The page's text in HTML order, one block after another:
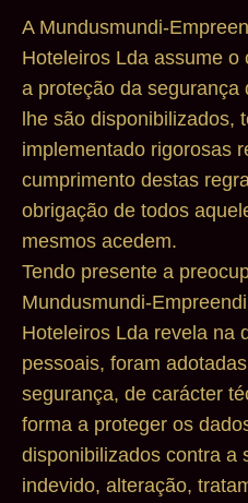
A Mundusmundi-
Hoteleiros Lda assume
a proteção da segurança
lhe são disponibilizados,
implementado rigorosas
cumprimento destas
obrigação de todos
mesmos acedem.
Tendo presente a
Mundusmundi-
Hoteleiros Lda revela na
pessoais, foram
segurança, de carácter
forma a proteger os
disponibilizados contra a
indevido, alteração,